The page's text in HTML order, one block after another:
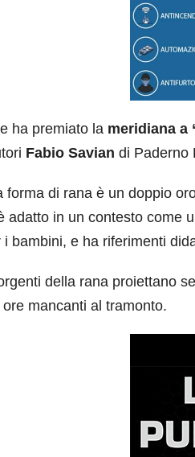
ha premiato la meridiana a
Fabio Savian di Paderno
forma di rana è un doppio
adatto in un contesto come
bambini, e ha riferimenti
della rana proiettano
ore mancanti al tramonto.